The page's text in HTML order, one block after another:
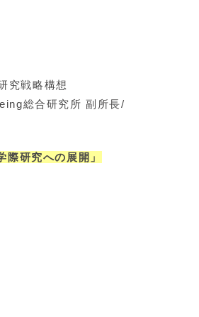
究戦略構想
総合研究所 副所長/
研究への展開」